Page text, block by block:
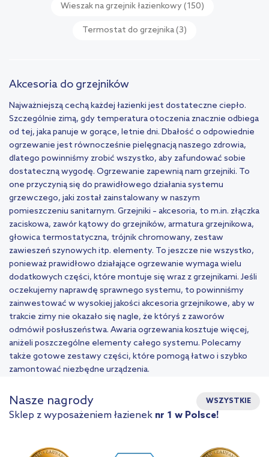
Wieszak na grzejnik łazienkowy (150)
Termostat do grzejnika(3)
Akcesoria do grzejników
Najważniejszą cechą każdej łazienki jest dostateczne ciepło.
Szczególnie zimą, gdy temperatura otoczenia znacznie odbiega
od tej, jaka panuje w gorące, letnie dni. Dbałość o odpowiednie
ogrzewanie jest równocześnie pielęgnacją naszego zdrowia,
dlatego powinniśmy zrobić wszystko, aby zafundować sobie
dostateczną wygodę. Ogrzewanie zapewnią nam grzejniki. To
one przyczynią się do prawidłowego działania systemu
grzewczego, jaki został zainstalowany w naszym
pomieszczeniu sanitarnym. Grzejniki – akcesoria, to m.in. złączka
zaciskowa, zawór kątowy do grzejników, armatura grzejnikowa,
głowica termostatyczna, trójnik chromowany, zestaw
zawieszeń szynowych itp. elementy. To jeszcze nie wszystko,
ponieważ prawidłowo działające ogrzewanie wymaga wielu
dodatkowych części, które montuje się wraz z grzejnikami. Jeśli
oczekujemy naprawdę sprawnego systemu, to powinniśmy
zainwestować w wysokiej jakości akcesoria grzejnikowe, aby w
trakcie zimy nie okazało się nagle, że któryś z zaworów
odmówił posłuszeństwa. Awaria ogrzewania kosztuje więcej,
aniżeli poszczególne elementy całego systemu. Polecamy
także gotowe zestawy części, które pomogą łatwo i szybko
zamontować niezbędne urządzenia.
Nasze nagrody WSZYSTKIE
Sklep z wyposażeniem łazienek nr 1 w Polsce!